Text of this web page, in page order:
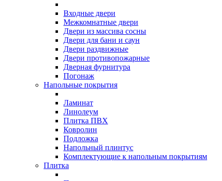
Входные двери
Межкомнатные двери
Двери из массива сосны
Двери для бани и саун
Двери раздвижные
Двери противопожарные
Дверная фурнитура
Погонаж
Напольные покрытия
Ламинат
Линолеум
Плитка ПВХ
Ковролин
Подложка
Напольный плинтус
Комплектующие к напольным покрытиям
Плитка